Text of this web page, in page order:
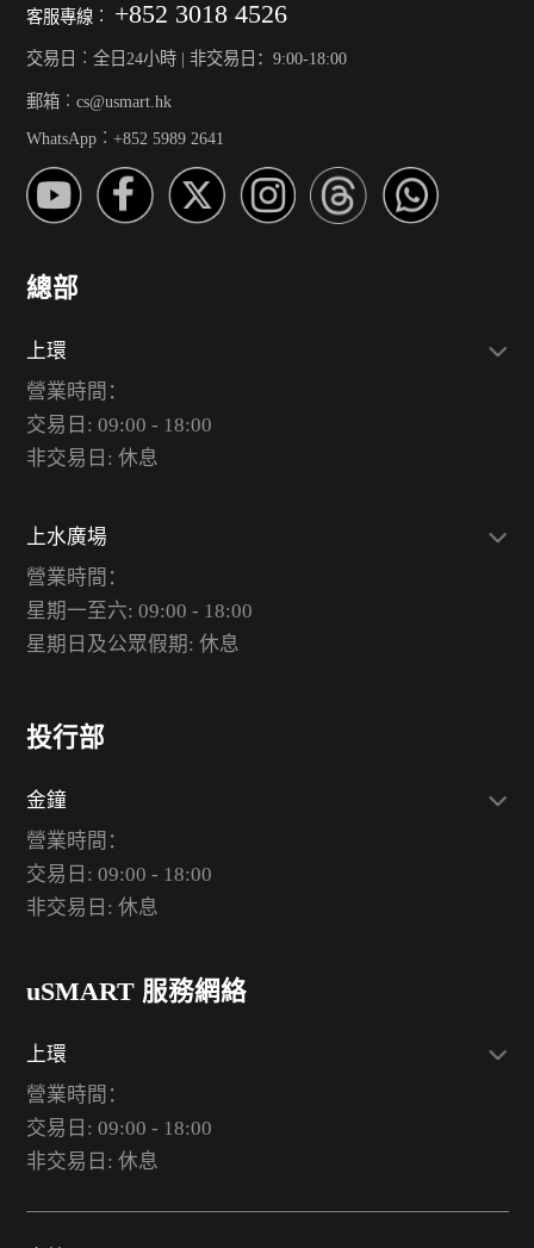
客服專線︰ +852 3018 4526
交易日︰全日24小時 | 非交易日：9:00-18:00
郵箱︰cs@usmart.hk
WhatsApp︰+852 5989 2641
總部
上環
營業時間：
交易日: 09:00 - 18:00
非交易日: 休息
上水廣場
營業時間：
星期一至六: 09:00 - 18:00
星期日及公眾假期: 休息
投行部
金鐘
營業時間：
交易日: 09:00 - 18:00
非交易日: 休息
uSMART 服務網絡
上環
營業時間：
交易日: 09:00 - 18:00
非交易日: 休息